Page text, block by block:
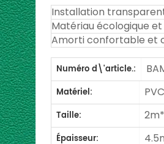
Installation
Matériau écologique
Amorti confortable et
Numéro d\'article.:
Matériel: PVC
Taille:
Épaisseur: